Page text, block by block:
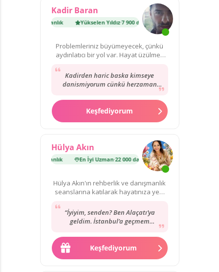
Kadir Baran
7 900 danışmanlık Yükselen Yıldız·7 900 danışmanlık
Problemleriniz büyümeyecek, çünkü
aydınlatıcı bir yol var. Hayat üzülmek
Kadirden haric baska kimseye
danismiyorum cünkü herzaman
Herzaman icimi rahatlatiyor...
Keşfediyorum
Hülya Akın
22 000 danışmanlık En İyi Uzman·22 000 danışmanlık
Hülya Akın'ın rehberlik ve danışmanlık
seanslarına katılarak hayatınıza yeni
“İyiyim, senden? Ben Alaçatı’ya
geldim. İstanbul’a geçmem
artık… ama isterdim.”
Keşfediyorum